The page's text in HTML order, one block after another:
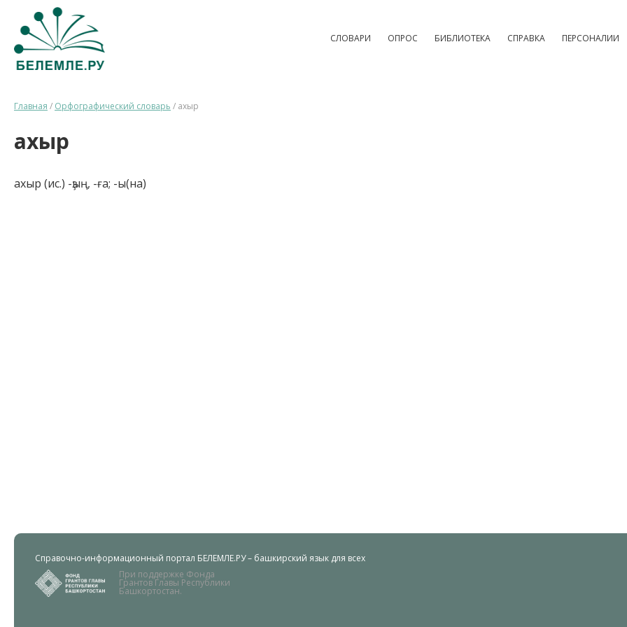
СЛОВАРИ ОПРОС БИБЛИОТЕКА СПРАВКА ПЕРСОНАЛИИ
Главная / Орфографический словарь / ахыр
ахыр
ахыр (ис.) -ҙың, -ға; -ы(на)
Справочно-информационный портал БЕЛЕМЛЕ.РУ – башкирский язык для всех
При поддержке Фонда
Грантов Главы Республики
Башкортостан.